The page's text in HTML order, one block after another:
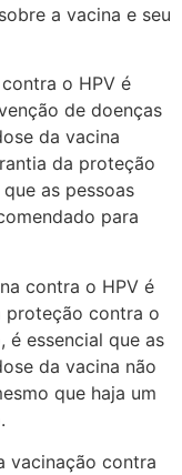
a vacina e seu
o HPV é
de doenças
da vacina
da proteção
as pessoas
para
contra o HPV é
proteção contra o
é essencial que as
da vacina não
que haja um
vacinação contra